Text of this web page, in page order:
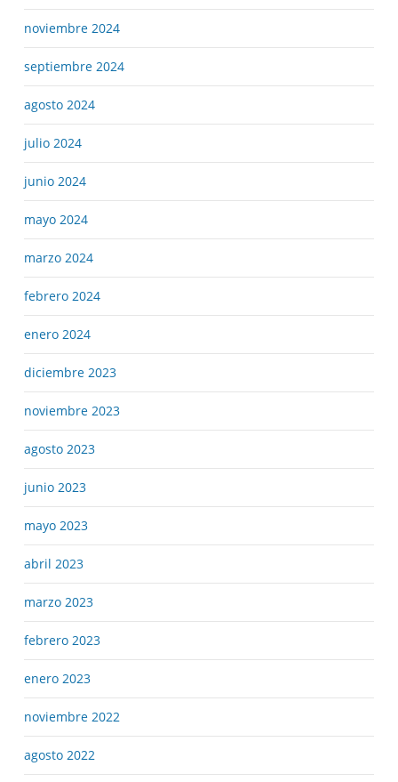
noviembre 2024
septiembre 2024
agosto 2024
julio 2024
junio 2024
mayo 2024
marzo 2024
febrero 2024
enero 2024
diciembre 2023
noviembre 2023
agosto 2023
junio 2023
mayo 2023
abril 2023
marzo 2023
febrero 2023
enero 2023
noviembre 2022
agosto 2022